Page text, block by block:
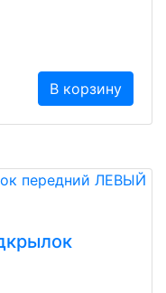
В корзину